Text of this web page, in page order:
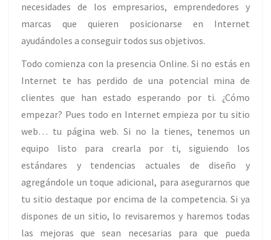
necesidades de los empresarios, emprendedores y
marcas que quieren posicionarse en Internet
ayudándoles a conseguir todos sus objetivos.
Todo comienza con la presencia Online. Si no estás en
Internet te has perdido de una potencial mina de
clientes que han estado esperando por ti. ¿Cómo
empezar? Pues todo en Internet empieza por tu sitio
web… tu página web. Si no la tienes, tenemos un
equipo listo para crearla por ti, siguiendo los
estándares y tendencias actuales de diseño y
agregándole un toque adicional, para asegurarnos que
tu sitio destaque por encima de la competencia. Si ya
dispones de un sitio, lo revisaremos y haremos todas
las mejoras que sean necesarias para que pueda